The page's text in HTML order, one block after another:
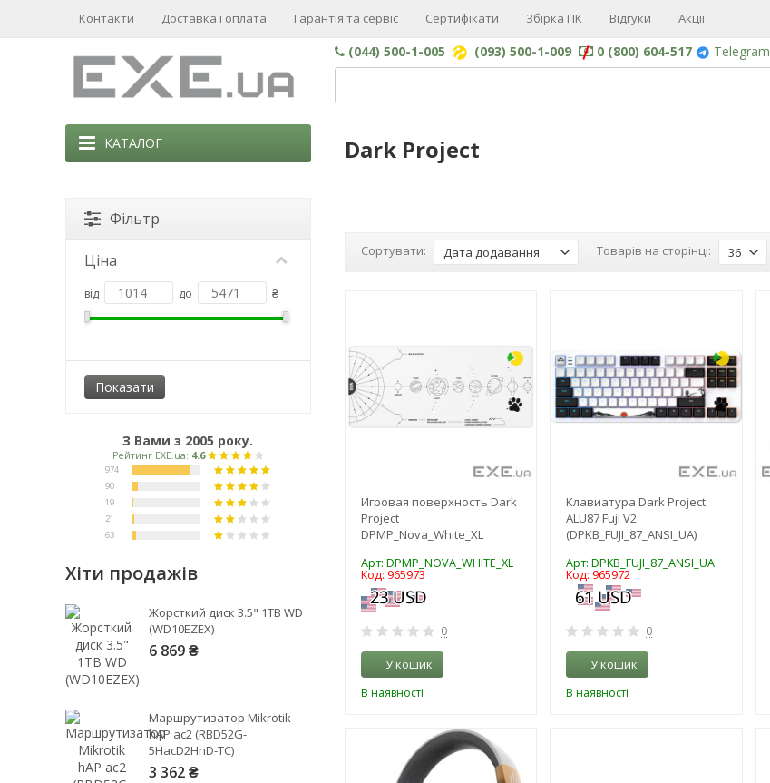
Контакти Доставка і оплата Гарантія та сервіс Сертифікати Збірка ПК Відгуки Акції
(044) 500-1-005 (093) 500-1-009 0 (800) 604-517 Telegram
КАТАЛОГ Dark Project
Сортувати: Дата додавання Товарів на сторінці: 36
Игровая поверхность Dark
Project
DPMP_Nova_White_XL
Арт: DPMP_NOVA_WHITE_XL
Код: 965973
0
У кошик
В наявності
Клавиатура Dark Project
ALU87 Fuji V2
(DPKB_FUJI_87_ANSI_UA)
Арт: DPKB_FUJI_87_ANSI_UA
Код: 965972
0
У кошик
В наявності
-3%
Фільтр
Ціна
від до ₴
З Вами з 2005 року.
Рейтинг EXE.ua:4.6
974
90
63
Хіти продажів
Жорсткий диск 3.5" 1TB WD
(WD10EZEX)
6 869 ₴
Маршрутизатор Mikrotik
hAP ac2 (RBD52G-
5HacD2HnD-TC)
3 362 ₴